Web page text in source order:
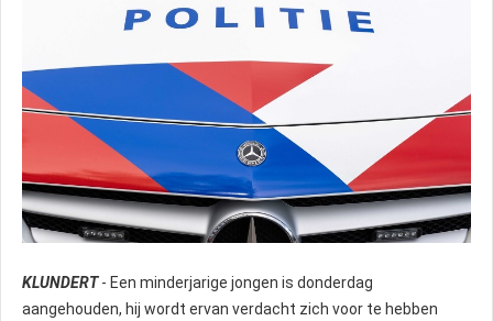
KLUNDERT - Een minderjarige jongen is donderdag
aangehouden, hij wordt ervan verdacht zich voor te hebben